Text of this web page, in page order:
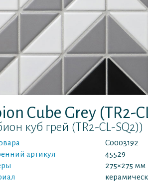
Cube Grey (TR2-
куб грей (TR2-CL-SQ2))
С0003192
артикул
45529
275×275 мм